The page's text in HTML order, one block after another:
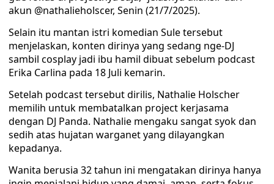
akun @nathalieholscer, Senin (21/7/2025).
Selain itu mantan istri komedian Sule tersebut
menjelaskan, konten dirinya yang sedang nge-DJ
sambil cosplay jadi ibu hamil dibuat sebelum podcast
Erika Carlina pada 18 Juli kemarin.
Setelah podcast tersebut dirilis, Nathalie Holscher
memilih untuk membatalkan project kerjasama
dengan DJ Panda. Nathalie mengaku sangat syok dan
sedih atas hujatan warganet yang dilayangkan
kepadanya.
Wanita berusia 32 tahun ini mengatakan dirinya hanya